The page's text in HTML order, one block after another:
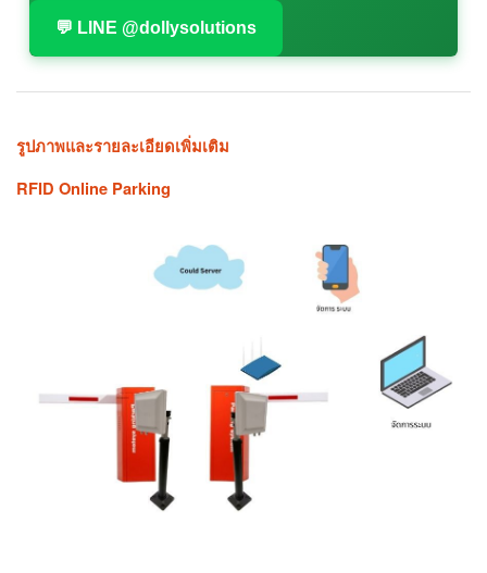
💬 LINE @dollysolutions
รูปภาพและรายละเอียดเพิ่มเติม
RFID Online Parking